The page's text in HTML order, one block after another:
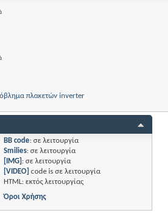
πλακετών inverter
BB code: σε λειτουργία
Smilies: σε λειτουργία
[IMG] : σε λειτουργία
[VIDEO] code is σε λειτουργία
HTML: εκτός λειτουργίας
Όροι Χρήσης